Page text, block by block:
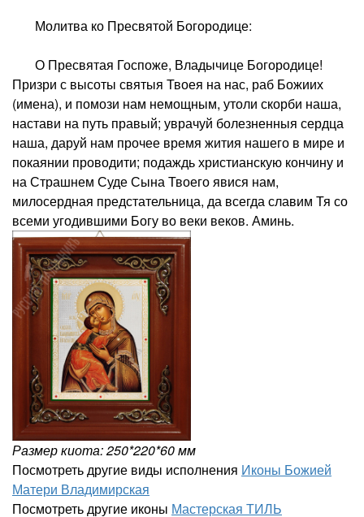
Молитва ко Пресвятой Богородице:
О Пресвятая Госпоже, Владычице Богородице!
Призри с высоты святыя Твоея на нас, раб Божиих
(имена), и помози нам немощным, утоли скорби наша,
настави на путь правый; уврачуй болезненныя сердца
наша, даруй нам прочее время жития нашего в мире и
покаянии проводити; подаждь христианскую кончину и
на Страшнем Суде Сына Твоего явися нам,
милосердная предстательница, да всегда славим Тя со
всеми угодившими Богу во веки веков. Аминь.
Размер киота: 250*220*60 мм
Посмотреть другие виды исполнения Иконы Божией
Матери Владимирская
Посмотреть другие иконы Мастерская ТИЛЬ